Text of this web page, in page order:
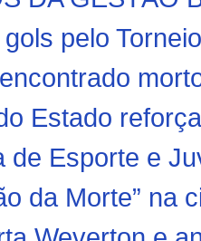
pelo
Estado
de Esporte e
da Morte” na